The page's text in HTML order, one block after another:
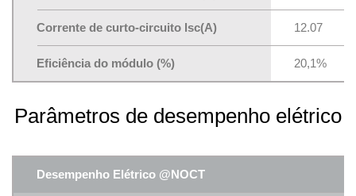
Corrente de curto-circuito lsc(A) 12.07
Eficiência do módulo (%) 20,1%
Parâmetros de desempenho elétrico
Desempenho Elétrico @NOCT